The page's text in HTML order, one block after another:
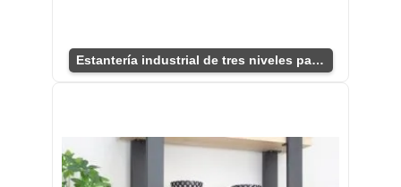
Estantería industrial de tres niveles para hogar